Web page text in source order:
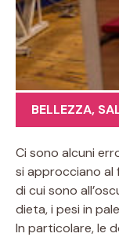
BELLEZZA,
Ci sono alcuni
si approcciano al
di cui sono
dieta, i pesi in
In particolare, le